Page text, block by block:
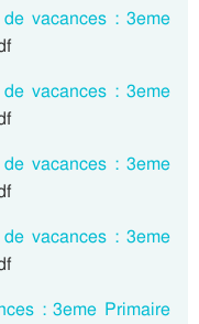
vacances : 3eme
vacances : 3eme
vacances : 3eme
vacances : 3eme
: 3eme Primaire